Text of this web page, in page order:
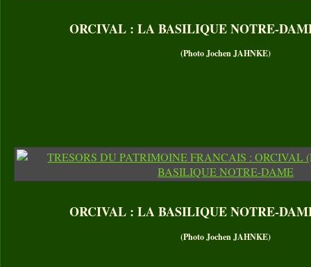
ORCIVAL : LA BASILIQUE NOTRE-
(Photo Jochen JAHNKE)
ORCIVAL : LA BASILIQUE NOTRE-
(Photo Jochen JAHNKE)